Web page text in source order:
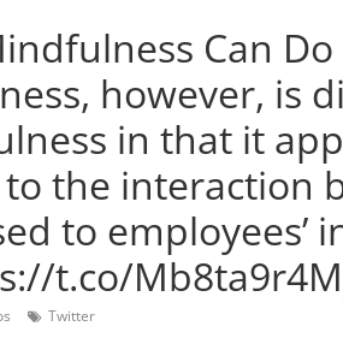
Can
however, is
in that it
the interaction
to employees’
t.co/
Twitter